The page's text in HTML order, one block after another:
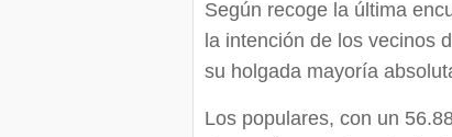
Según recoge la última
la intención de los vecinos
su holgada mayoría
Los populares, con un